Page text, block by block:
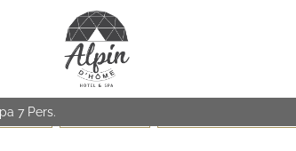
7 Pers.
CORPS